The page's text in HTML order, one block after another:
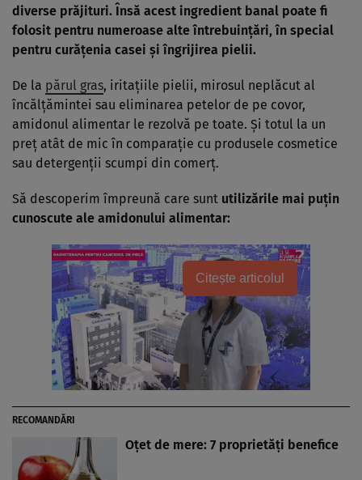
diverse prăjituri. Însă acest ingredient banal poate fi
folosit pentru numeroase alte întrebuinţări, în special
pentru curăţenia casei şi îngrijirea pielii.
De la părul gras, iritaţiile pielii, mirosul neplăcut al
încălţămintei sau eliminarea petelor de pe covor,
amidonul alimentar le rezolvă pe toate. Şi totul la un
preţ atât de mic în comparaţie cu produsele cosmetice
sau detergenţii scumpi din comerţ.
Să descoperim împreună care sunt utilizările mai puţin
cunoscute ale amidonului alimentar:
Citește articolul
RECOMANDĂRI
Oţet de mere: 7 proprietăţi benefice